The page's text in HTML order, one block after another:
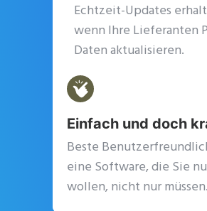
Echtzeit-Updates
wenn Ihre Lieferanten
Daten aktualisieren.
Einfach und doch
Beste
eine Software, die Sie
wollen, nicht nur müssen.